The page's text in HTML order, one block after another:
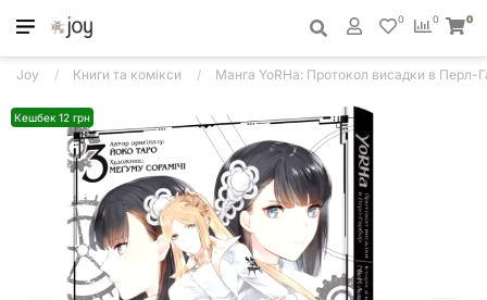
0
0 0
Joy Книги та комікси Манга YoRHa: Протокол висадки в Перл-
Кешбек 12 грн